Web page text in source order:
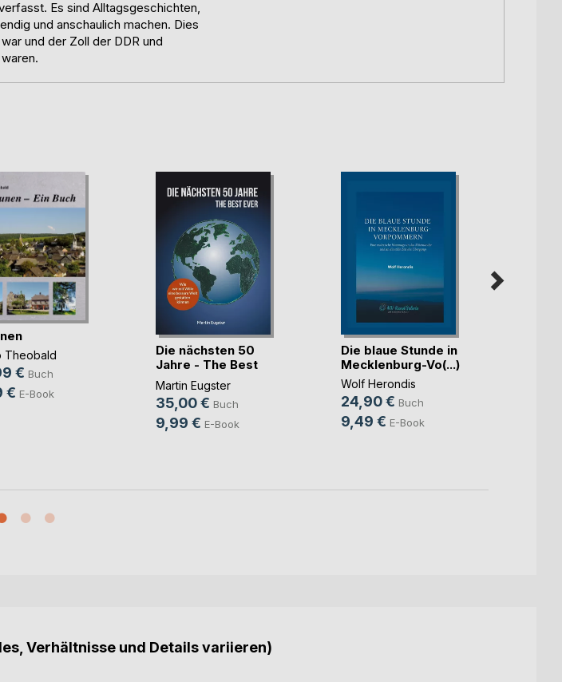
Es sind Alltagsgeschichten,
und anschaulich machen. Dies
und der Zoll der DDR und
Theobald
€ Buch
€ E-Book
Die nächsten 50
Jahre - The Best
Ever
Martin Eugster
35,00 € Buch
9,99 € E-Book
Die blaue Stunde in
Mecklenburg-Vo(...)
Wolf Herondis
24,90 € Buch
9,49 € E-Book
Verhältnisse und Details variieren)